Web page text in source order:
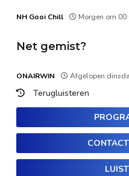
NH Gooi Chill Morgen om
Net gemist?
ONAIRWIN Afgelopen
Terugluisteren